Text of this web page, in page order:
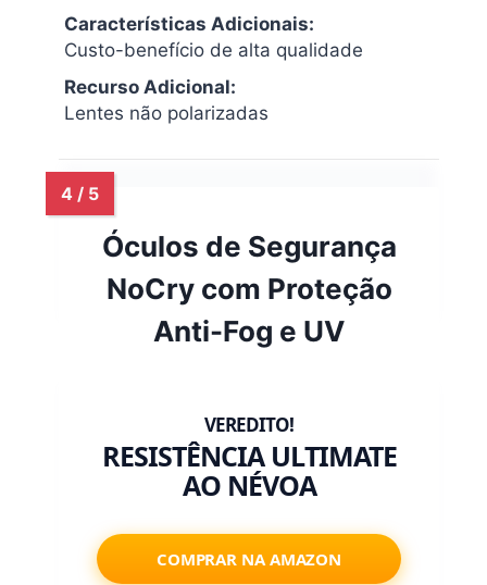
Características Adicionais:
Custo-benefício de alta qualidade
Recurso Adicional:
Lentes não polarizadas
Óculos de Segurança
NoCry com Proteção
Anti-Fog e UV
RESISTÊNCIA ULTIMATE
AO NÉVOA
COMPRAR NA AMAZON